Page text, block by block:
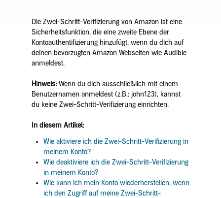
Die Zwei-Schritt-Verifizierung von Amazon ist eine
Sicherheitsfunktion, die eine zweite Ebene der
Kontoauthentifizierung hinzufügt, wenn du dich auf
deinen bevorzugten Amazon Webseiten wie Audible
anmeldest.
Hinweis:Wenn du dich ausschließlich mit einem
Benutzernamen anmeldest (z.B.: john123), kannst
du keine Zwei-Schritt-Verifizierung einrichten.
In diesem Artikel:
Wie aktiviere ich die Zwei-Schritt-Verifizierung in
meinem Konto?
Wie deaktiviere ich die Zwei-Schritt-Verifizierung
in meinem Konto?
Wie kann ich mein Konto wiederherstellen, wenn
ich den Zugriff auf meine Zwei-Schritt-